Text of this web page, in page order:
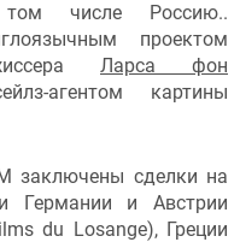
том числе Россию..
проектом
Ларса фон
агентом картины
заключены сделки на
Германии и Австрии
du Losange), Греции